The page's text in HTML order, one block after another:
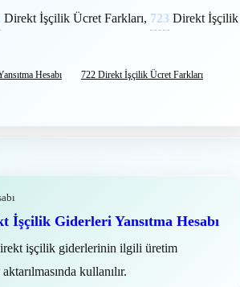
Direkt İşçilik Ücret Farkları, 723 Direkt İşçilik
Hesabı 722 Direkt İşçilik Ücret Farkları
İşçilik Giderleri Yansıtma Hesabı
işçilik giderlerinin ilgili üretim
kullanılır.